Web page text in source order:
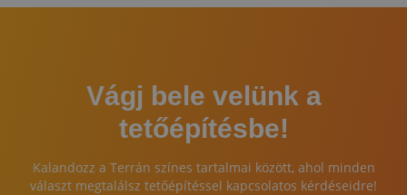
Vágj bele velünk a
tetőépítésbe!
Kalandozz a Terrán színes tartalmai között, ahol minden
választ megtalálsz tetőépítéssel kapcsolatos kérdéseidre!